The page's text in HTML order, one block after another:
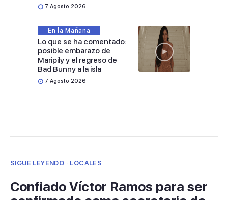
7 Agosto 2026
En la Mañana
Lo que se ha comentado:
posible embarazo de
Maripily y el regreso de
Bad Bunny a la isla
7 Agosto 2026
SIGUE LEYENDO · LOCALES
Confiado Víctor Ramos para ser